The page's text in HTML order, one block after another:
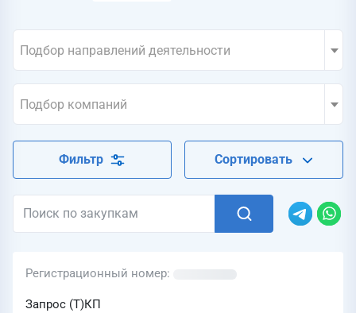
Подбор направлений деятельности
Подбор компаний
Фильтр Сортировать
Регистрационный номер
Запрос (Т)КП